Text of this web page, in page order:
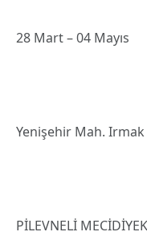
28 Mart – 04 Mayıs
Yenişehir Mah.
PİLEVNELİ